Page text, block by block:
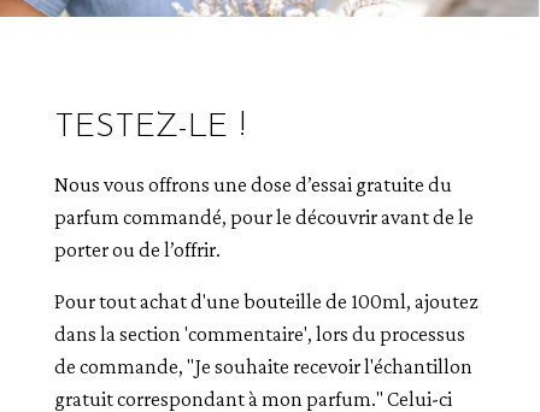
TESTEZ-LE !
Nous vous offrons une dose d’essai gratuite du
parfum commandé, pour le découvrir avant de le
porter ou de l’offrir.
Pour tout achat d'une bouteille de 100ml, ajoutez
dans la section 'commentaire', lors du processus
de commande, "Je souhaite recevoir l'échantillon
gratuit correspondant à mon parfum." Celui-ci